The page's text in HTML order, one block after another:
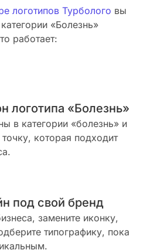
логотипов Турболого вы
«Болезнь»
работает:
логотипа «Болезнь»
в категории «болезнь» и
которая подходит
под свой бренд
замените иконку,
типографику, пока